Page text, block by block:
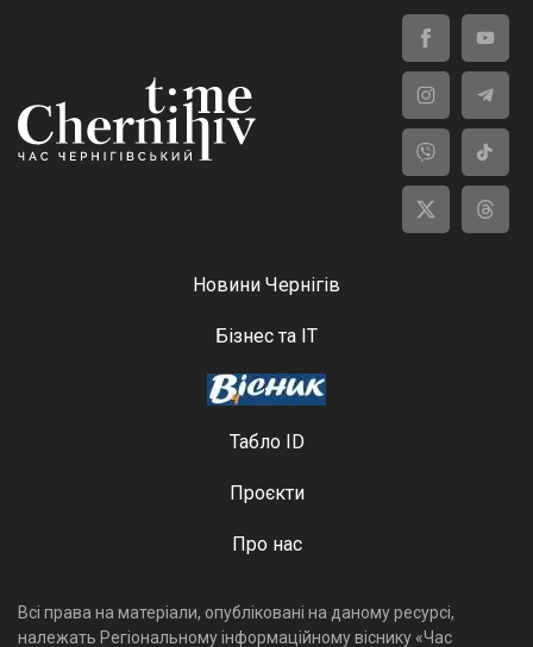
Новини Чернігів
Бізнес та ІТ
Табло ID
Проєкти
Про нас
Всі права на матеріали, опубліковані на даному ресурсі,
належать Регіональному інформаційному віснику «Час